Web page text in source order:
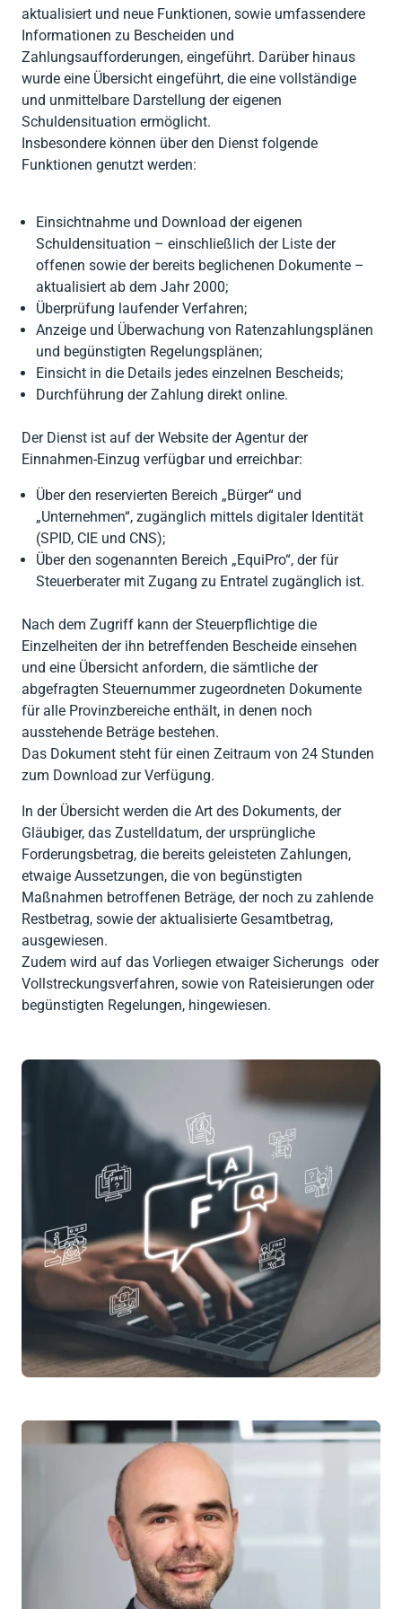
Steuerberatung
Private (CAF)


Zurück
Software
 Zurück
RENTRI
Import AEE &
Batterien
Verpackung
 Zurück
aktualisiert und neue Funktionen, sowie umfassendere
Informationen zu Bescheiden und
Zahlungsaufforderungen, eingeführt. Darüber hinaus
wurde eine Übersicht eingeführt, die eine vollständige
und unmittelbare Darstellung der eigenen
Schuldensituation ermöglicht.
Insbesondere können über den Dienst folgende
Funktionen genutzt werden:
Einsichtnahme und Download der eigenen
Schuldensituation – einschließlich der Liste der
offenen sowie der bereits beglichenen Dokumente –
aktualisiert ab dem Jahr 2000;
Überprüfung laufender Verfahren;
Anzeige und Überwachung von Ratenzahlungsplänen
und begünstigten Regelungsplänen;
Einsicht in die Details jedes einzelnen Bescheids;
Durchführung der Zahlung direkt online.
Der Dienst ist auf der Website der Agentur der
Einnahmen-Einzug verfügbar und erreichbar:
Über den reservierten Bereich „Bürger“ und
„Unternehmen“, zugänglich mittels digitaler Identität
(SPID, CIE und CNS);
Über den sogenannten Bereich „EquiPro“, der für
Steuerberater mit Zugang zu Entratel zugänglich ist.
Nach dem Zugriff kann der Steuerpflichtige die
Einzelheiten der ihn betreffenden Bescheide einsehen
und eine Übersicht anfordern, die sämtliche der
abgefragten Steuernummer zugeordneten Dokumente
für alle Provinzbereiche enthält, in denen noch
ausstehende Beträge bestehen.
Das Dokument steht für einen Zeitraum von 24 Stunden
zum Download zur Verfügung.
In der Übersicht werden die Art des Dokuments, der
Gläubiger, das Zustelldatum, der ursprüngliche
Forderungsbetrag, die bereits geleisteten Zahlungen,
etwaige Aussetzungen, die von begünstigten
Maßnahmen betroffenen Beträge, der noch zu zahlende
Restbetrag, sowie der aktualisierte Gesamtbetrag,
ausgewiesen.
Zudem wird auf das Vorliegen etwaiger Sicherungs oder
Vollstreckungsverfahren, sowie von Rateisierungen oder
begünstigten Regelungen, hingewiesen.